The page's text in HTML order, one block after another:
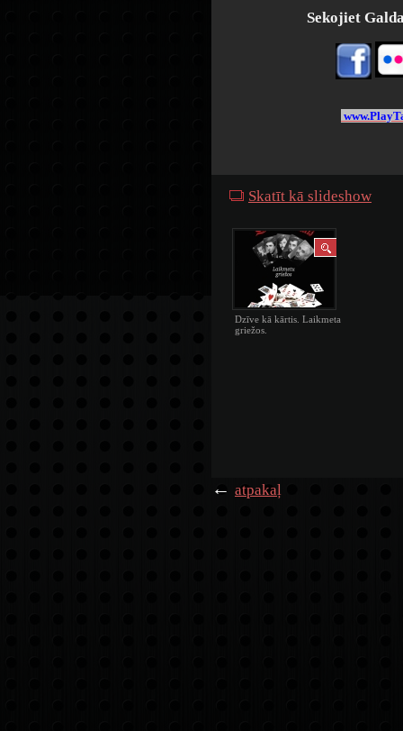
Sekojiet
Skatīt kā slideshow
Dzīve kā kārtis. Laikmeta
griežos.
← atpakaļ